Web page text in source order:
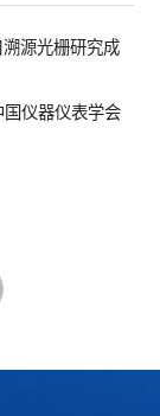
源光栅研究成
仪器仪表学会